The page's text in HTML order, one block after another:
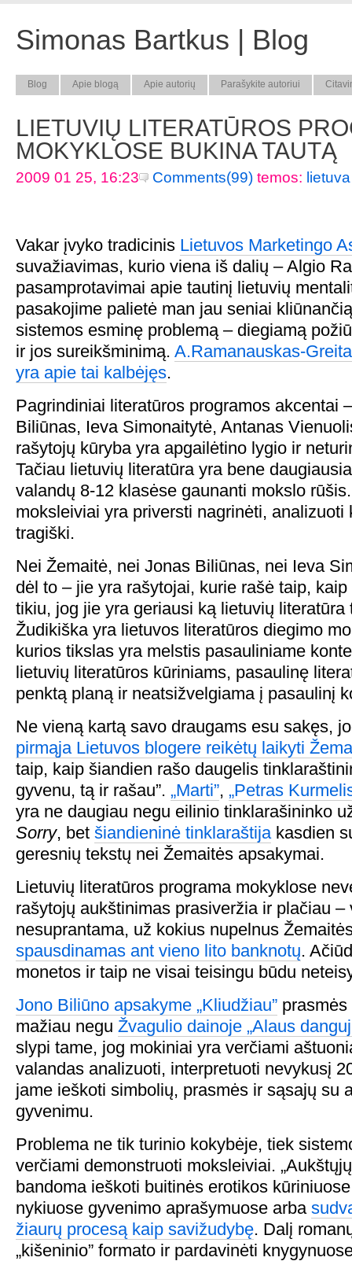
Simonas Bartkus | Blog
Blog Apie blogą Apie autorių Parašykite autoriui
LIETUVIŲ LITERATŪROS
MOKYKLOSE BUKINA TAUTĄ
2009 01 25, 16:23 Comments(99) temos: lietuva
Vakar įvyko tradicinis Lietuvos Marketingo
suvažiavimas, kurio viena iš dalių – Algio
pasamprotavimai apie tautinį lietuvių
pasakojime palietė man jau seniai
sistemos esminę problemą – diegiamą
ir jos sureikšminimą. A.Ramanauskas-
yra apie tai kalbėjęs.
Pagrindiniai literatūros programos akcentai
Biliūnas, Ieva Simonaitytė, Antanas
rašytojų kūryba yra apgailėtino lygio ir
Tačiau lietuvių literatūra yra bene
valandų 8-12 klasėse gaunanti mokslo
moksleiviai yra priversti nagrinėti, analizuoti
tragiški.
Nei Žemaitė, nei Jonas Biliūnas, nei Ieva
dėl to – jie yra rašytojai, kurie rašė taip,
tikiu, jog jie yra geriausi ką lietuvių literatūra
Žudikiška yra lietuvos literatūros diegimo
kurios tikslas yra melstis pasauliniame
lietuvių literatūros kūriniams, pasaulinę
penktą planą ir neatsižvelgiama į pasaulinį
Ne vieną kartą savo draugams esu sakęs,
pirmąja Lietuvos blogere reikėtų laikyti
taip, kaip šiandien rašo daugelis
gyvenu, tą ir rašau”. „Marti”, „Petras
yra ne daugiau negu eilinio tinklarašininko
Sorry, bet šiandieninė tinklaraštijakasdien
geresnių tekstų nei Žemaitės apsakymai.
Lietuvių literatūros programa mokyklose
rašytojų aukštinimas prasiveržia ir plačiau –
nesuprantama, už kokius nupelnus
spausdinamas ant vieno lito banknotų.
monetos ir taip ne visai teisingu būdu
Jono Biliūno apsakyme „Kliudžiau”
mažiau negu Žvagulio dainoje „Alaus
slypi tame, jog mokiniai yra verčiami
valandas analizuoti, interpretuoti nevykusį
jame ieškoti simbolių, prasmės ir sąsajų su
gyvenimu.
Problema ne tik turinio kokybėje, tiek
verčiami demonstruoti moksleiviai.
bandoma ieškoti buitinės erotikos
nykiuose gyvenimo aprašymuose arba
žiaurų procesą kaip savižudybę. Dalį
„kišeninio” formato ir pardavinėti